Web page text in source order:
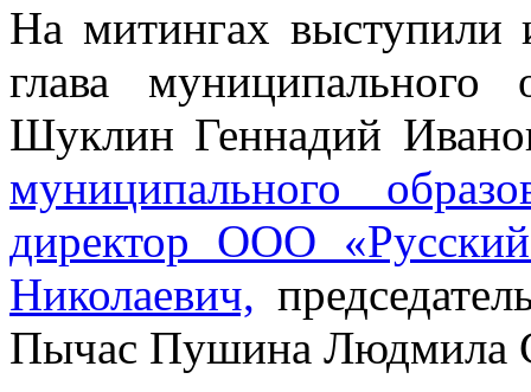
На митингах выступили
глава муниципального
Шуклин Геннадий
муниципального
директор ООО
Николаевич,
Пычас Пушина Людмила